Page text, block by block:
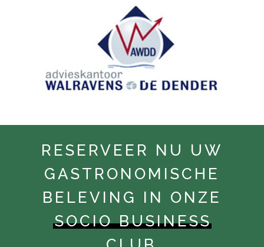
RESERVEER NU UW
GASTRONOMISCHE
BELEVING IN ONZE
SOCIO BUSINESS